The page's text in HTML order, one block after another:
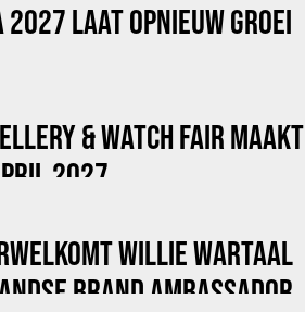
2027 LAAT OPNIEUW GROEI
& WATCH FAIR MAAKT
2027
WILLIE WARTAAL
BRAND AMBASSADOR